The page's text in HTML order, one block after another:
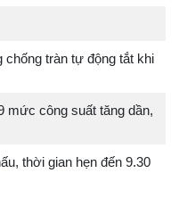
chống tràn tự động tắt khi
mức công suất tăng dần,
thời gian hẹn đến 9.30